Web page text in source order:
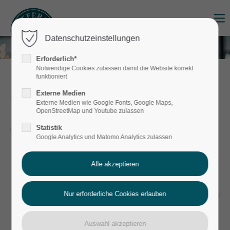
Login
Benutzername
Passwort
Register|Lost your password?
Support
Datenschutzeinstellungen
Erforderlich*
Notwendige Cookies zulassen damit die Website korrekt
funktioniert
Externe Medien
Externe Medien wie Google Fonts, Google Maps,
OpenStreetMap und Youtube zulassen
Statistik
Google Analytics und Matomo Analytics zulassen